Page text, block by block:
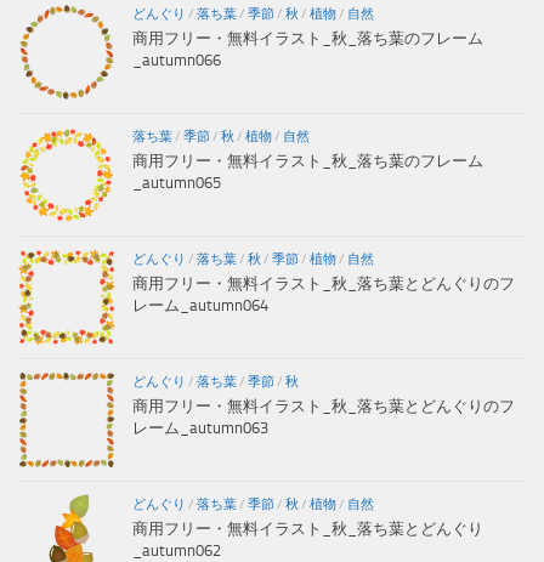
どんぐり / 落ち葉/ 季節/ 秋 / 植物/ 自然
商用フリー・無料イラスト_秋_落ち葉のフレーム
_autumn066
落ち葉/ 季節/ 秋 / 植物/ 自然
商用フリー・無料イラスト_秋_落ち葉のフレーム
_autumn065
どんぐり / 落ち葉/ 秋 / 季節/ 植物/ 自然
商用フリー・無料イラスト_秋_落ち葉とどんぐりのフ
レーム_autumn064
どんぐり / 落ち葉/ 季節/ 秋
商用フリー・無料イラスト_秋_落ち葉とどんぐりのフ
レーム_autumn063
どんぐり / 落ち葉/ 季節/ 秋 / 植物/ 自然
商用フリー・無料イラスト_秋_落ち葉とどんぐり
_autumn062